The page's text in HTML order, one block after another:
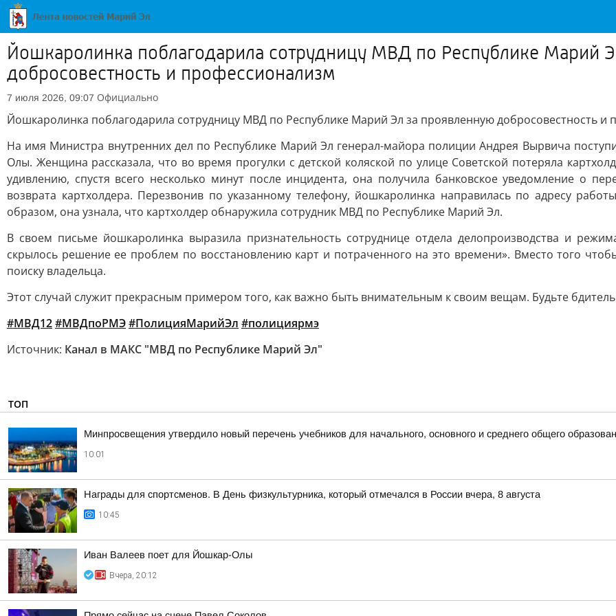
Йошкаролинка поблагодарила сотрудницу МВД по Республике Марий
добросовестность и профессионализм
7 июля 2026, 09:07 Официально
Йошкаролинка поблагодарила сотрудницу МВД по Республике Марий Эл за проявленную добросовестность и
На имя Министра внутренних дел по Республике Марий Эл генерал-майора полиции Андрея Вырвича
Олы. Женщина рассказала, что во время прогулки с детской коляской по улице Советской потеряла
удивлению, спустя всего несколько минут после инцидента, она получила банковское уведомление о
возврата картхолдера. Перезвонив по указанному телефону, йошкаролинка направилась по адресу
образом, она узнала, что картхолдер обнаружила сотрудник МВД по Республике Марий Эл.
В своем письме йошкаролинка выразила признательность сотруднице отдела делопроизводства и
скрылось решение ее проблем по восстановлению карт и потраченного на это времени». Вместо того
поиску владельца.
Этот случай служит прекрасным примером того, как важно быть внимательным к своим вещам. Будьте
#МВД12#МВДпоРМЭ#ПолицияМарийЭл #полициярмэ
Источник: Канал в МАКС "МВД по Республике Марий Эл"
ТОП
Минпросвещения утвердило новый перечень учебников для начального, основного и среднего общего
10:01
Награды для спортсменов. В День физкультурника, который отмечался в России вчера, 8 августа
10:45
Иван Валеев поет для Йошкар-Олы
Вчера, 20:12